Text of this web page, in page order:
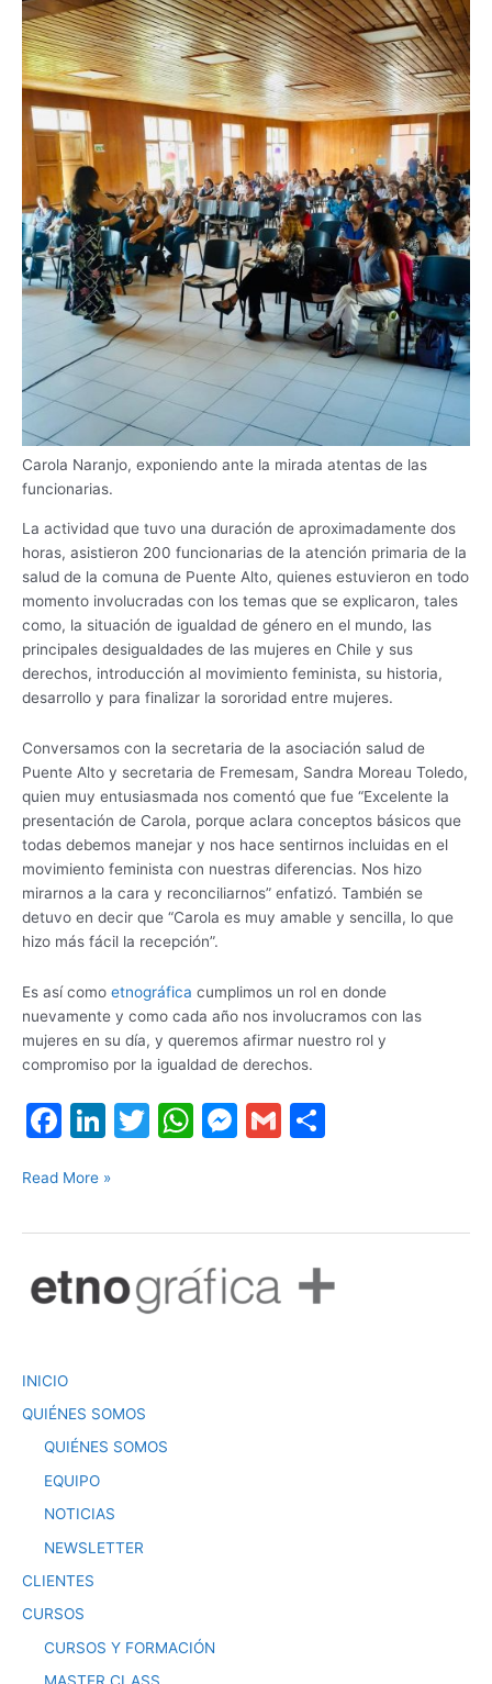
Carola Naranjo, exponiendo ante la mirada atentas de las
funcionarias.
La actividad que tuvo una duración de aproximadamente dos
horas, asistieron 200 funcionarias de la atención primaria de la
salud de la comuna de Puente Alto, quienes estuvieron en todo
momento involucradas con los temas que se explicaron, tales
como, la situación de igualdad de género en el mundo, las
principales desigualdades de las mujeres en Chile y sus
derechos, introducción al movimiento feminista, su historia,
desarrollo y para finalizar la sororidad entre mujeres.
Conversamos con la secretaria de la asociación salud de
Puente Alto y secretaria de Fremesam, Sandra Moreau Toledo,
quien muy entusiasmada nos comentó que fue “Excelente la
presentación de Carola, porque aclara conceptos básicos que
todas debemos manejar y nos hace sentirnos incluidas en el
movimiento feminista con nuestras diferencias. Nos hizo
mirarnos a la cara y reconciliarnos” enfatizó. También se
detuvo en decir que “Carola es muy amable y sencilla, lo que
hizo más fácil la recepción”.
Es así como etnográfica cumplimos un rol en donde
nuevamente y como cada año nos involucramos con las
mujeres en su día, y queremos afirmar nuestro rol y
compromiso por la igualdad de derechos.
F
c
e
b
o
k
Li
k
e
n
T
er
W
s
A
p
M
s
n
G
l
e
Read More »
INICIO
QUIÉNES SOMOS
QUIÉNES SOMOS
EQUIPO
NOTICIAS
NEWSLETTER
CLIENTES
CURSOS
CURSOS Y FORMACIÓN